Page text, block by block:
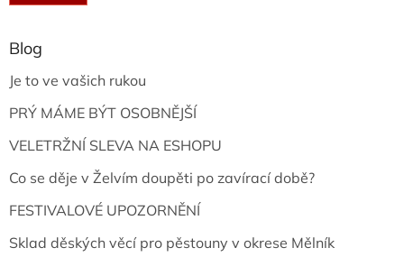
Blog
Je to ve vašich rukou
PRÝ MÁME BÝT OSOBNĚJŠÍ
VELETRŽNÍ SLEVA NA ESHOPU
Co se děje v Želvím doupěti po zavírací době?
FESTIVALOVÉ UPOZORNĚNÍ
Sklad děských věcí pro pěstouny v okrese Mělník